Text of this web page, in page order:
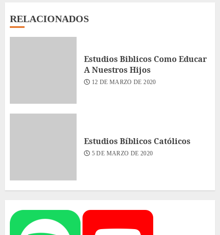
RELACIONADOS
Estudios Biblicos Como Educar
A Nuestros Hijos
12 DE MARZO DE 2020
Estudios Bíblicos Católicos
5 DE MARZO DE 2020